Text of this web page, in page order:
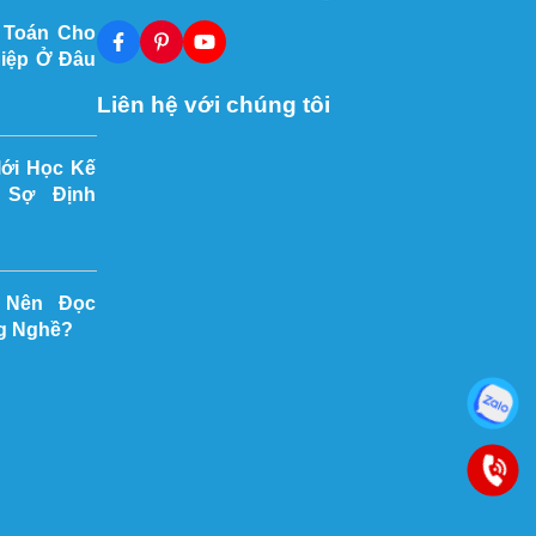
Cho
Ở Đâu
Học Kế
Sợ Định
Đọc
Nghề?
Liên hệ với chúng tôi